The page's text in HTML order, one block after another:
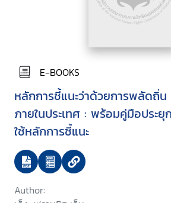
E-BOOKS
หลักการชี้แนะว่าด้วยการพลัดถิ่น
ภายในประเทศ : พร้อมคู่มือประยุ
ใช้หลักการชี้แนะ
Author: